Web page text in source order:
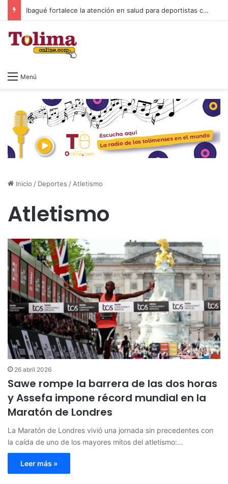
Ibagué fortalece la atención en salud para deportistas con nuevo espacio en el Parque Deportivo
Menú
Inicio / Deportes / Atletismo
Atletismo
26 abril 2026
Sawe rompe la barrera de las dos horas
y Assefa impone récord mundial en la
Maratón de Londres
La Maratón de Londres vivió una jornada sin precedentes con
la caída de uno de los mayores mitos del atletismo:…
Leer más »